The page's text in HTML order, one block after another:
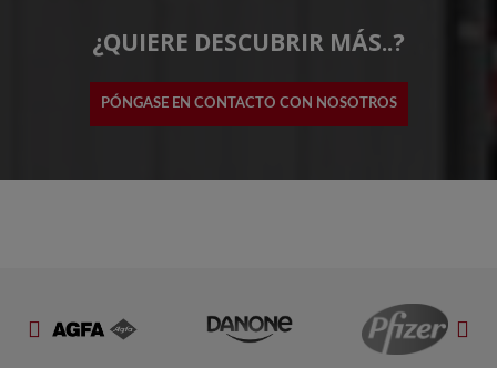
¿QUIERE DESCUBRIR MÁS..?
PÓNGASE EN CONTACTO CON NOSOTROS